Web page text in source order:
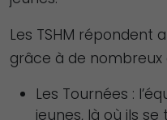
Les TSHM répondent
grâce à de nombreux
Les Tournées :
jeunes, là où ils